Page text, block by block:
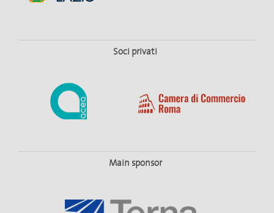
Soci privati
Main sponsor